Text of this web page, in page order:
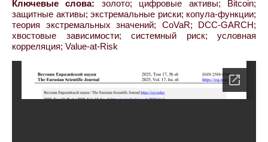
Ключевые слова: золото; цифровые активы; Bitcoin;
защитные активы; экстремальные риски; копула-функции;
теория экстремальных значений; CoVaR; DCC-GARCH;
хвостовые зависимости; системный риск; условная
корреляция; Value-at-Risk